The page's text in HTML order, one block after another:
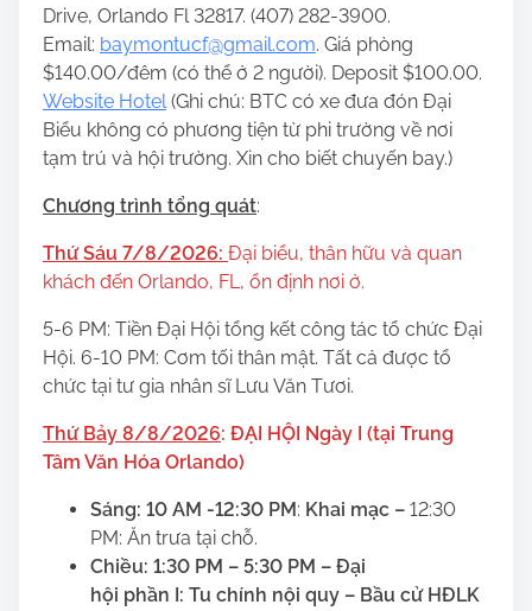
Drive, Orlando Fl 32817. (407) 282-3900.
Email: baymontucf@gmail.com. Giá phòng
$140.00/đêm (có thể ở 2 người). Deposit $100.00.
Website Hotel(Ghi chú: BTC có xe đưa đón Đại
Biểu không có phương tiện từ phi trường về nơi
tạm trú và hội trường. Xin cho biết chuyến bay.)
Chương trình tổng quát:
Thứ Sáu 7/8/2026: Đại biểu, thân hữu và quan
khách đến Orlando, FL, ổn định nơi ở.
5-6 PM: Tiền Đại Hội tổng kết công tác tổ chức Đại
Hội. 6-10 PM: Cơm tối thân mật. Tất cả được tổ
chức tại tư gia nhân sĩ Lưu Văn Tươi.
Thứ Bảy 8/8/2026: ĐẠI HỘI Ngày I (tại Trung
Tâm Văn Hóa Orlando)
Sáng: 10 AM -12:30 PM: Khai mạc – 12:30
PM: Ăn trưa tại chỗ.
Chiều: 1:30 PM – 5:30 PM – Đại
hội phần I: Tu chính nội quy – Bầu cử HĐLK